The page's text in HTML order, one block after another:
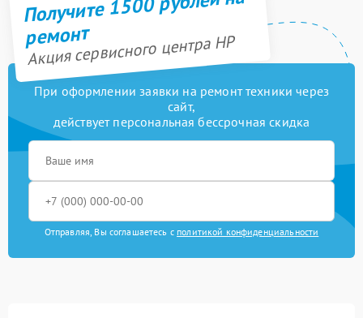
ремонт
Акция сервисного центра HP
При оформлении заявки на ремонт техники через
сайт,
действует персональная бессрочная скидка
Отправляя, Вы соглашаетесь с политикой конфиденциальности